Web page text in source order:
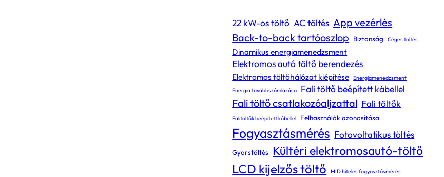
22 kW-os töltő AC töltés App vezérlés
Back-to-back tartóoszlop
Biztonság Céges töltés
Dinamikus energiamenedzsment
Elektromos autó töltő berendezés
Elektromos töltőhálózat kiépítése Energiamenedzsment
Energia továbbszámlázása
Fali töltő beépített kábellel
Fali töltő csatlakozóaljzattal Fali töltők
Falitöltők beépített kábellel Felhasználók azonosítása
Fogyasztásmérés Fotovoltatikus töltés
Gyorstöltés Kültéri elektromosautó-töltő
LCD kijelzős töltő MID hiteles fogyasztásmérés